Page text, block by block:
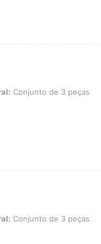
de 3 peças
Conjunto de 3 peças
de 3 peças
Conjunto de 3 peças